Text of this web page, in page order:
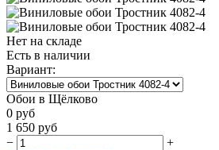
Нет на складе
Есть в наличии
Вариант:
Обои в Щёлково
0 руб
1 650 руб
−
+